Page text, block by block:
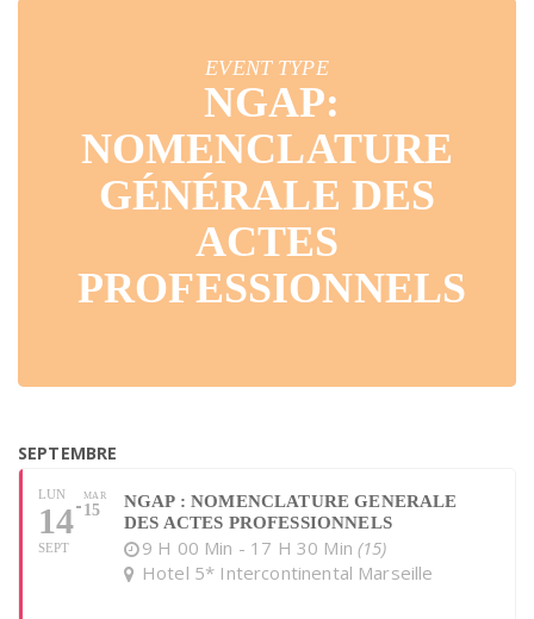
EVENT TYPE
NGAP:
NOMENCLATURE
GÉNÉRALE DES
ACTES
PROFESSIONNELS
SEPTEMBRE
LUN
14
SEPT
MAR
15
NGAP : NOMENCLATURE GENERALE
DES ACTES PROFESSIONNELS
9 H 00 Min - 17 H 30 Min (15)
Hotel 5* Intercontinental Marseille